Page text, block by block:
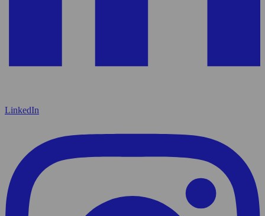
LinkedIn